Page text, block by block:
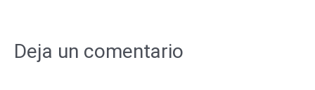
Deja un comentario